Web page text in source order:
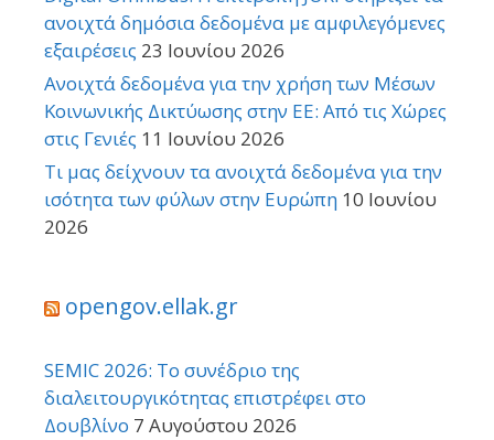
ανοιχτά δημόσια δεδομένα με αμφιλεγόμενες
εξαιρέσεις 23 Ιουνίου 2026
Ανοιχτά δεδομένα για την χρήση των Μέσων
Κοινωνικής Δικτύωσης στην ΕΕ: Από τις Χώρες
στις Γενιές 11 Ιουνίου 2026
Τι μας δείχνουν τα ανοιχτά δεδομένα για την
ισότητα των φύλων στην Ευρώπη 10 Ιουνίου
2026
opengov.ellak.gr
SEMIC 2026: Το συνέδριο της
διαλειτουργικότητας επιστρέφει στο
Δουβλίνο 7 Αυγούστου 2026